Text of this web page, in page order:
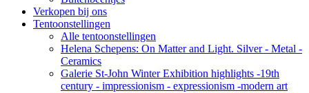
Verkopen bij ons
Tentoonstellingen
Alle tentoonstellingen
Helena Schepens: On Matter and Light. Silver - Metal -
Ceramics
Galerie St-John Winter Exhibition highlights -19th
century - impressionism - expressionism -modern art